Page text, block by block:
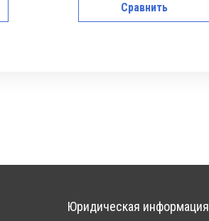
Сравнить
Юридическая информация